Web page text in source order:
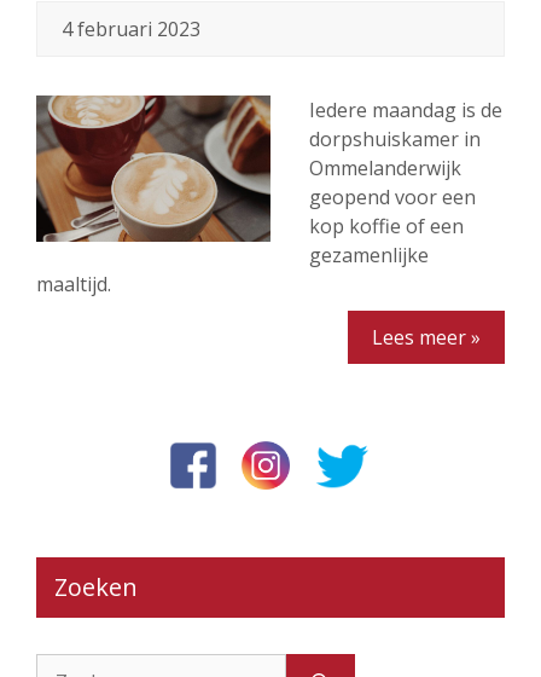
4 februari 2023
Iedere maandag is de
dorpshuiskamer in
Ommelanderwijk
geopend voor een
kop koffie of een
gezamenlijke
maaltijd.
Lees meer »
Zoeken